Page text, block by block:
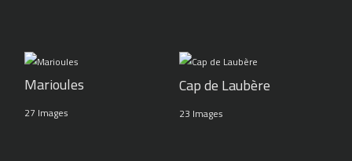
Marioules
27 Images
Cap de Laubère
23 Images